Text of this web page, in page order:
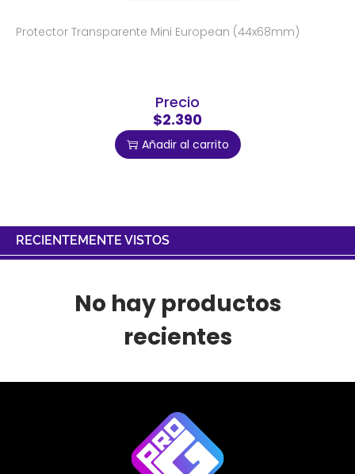
Protector Transparente Mini European (44x68mm)
Precio
$2.390
Añadir al carrito
RECIENTEMENTE VISTOS
No hay productos
recientes